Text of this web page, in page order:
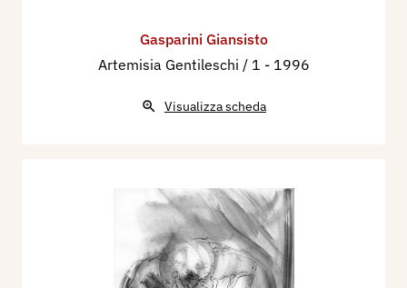
Gasparini Giansisto
Artemisia Gentileschi / 1 - 1996
Visualizza scheda